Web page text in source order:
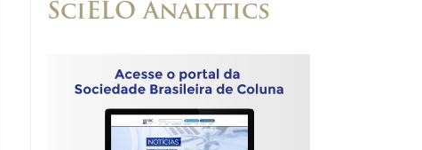
SciELO Analytics